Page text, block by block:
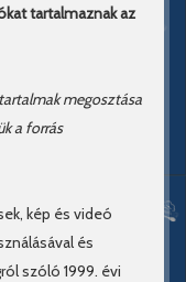
tartalmaznak az
megosztása
a forrás
kép és videó
és
szóló 1999. évi